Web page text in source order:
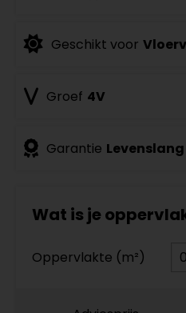
Geschikt voor
Groef 4V
Garantie Levenslang
Wat is je
Oppervlakte (m²)